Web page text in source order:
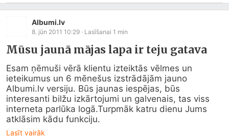
Albumi.lv
8. jūn 2011 10:29 · Lasīšanai 1 min
Mūsu jaunā mājas lapa ir teju gatava
Esam ņēmuši vērā klientu izteiktās vēlmes un
Albumi.lv versiju. Būs jaunas iespējas, būs
interesanti bilžu izkārtojumi un galvenais, tas viss
interneta parlūka logā.Turpmāk katru dienu Jums
atklāsim kādu funkciju.
Lasīt vairāk